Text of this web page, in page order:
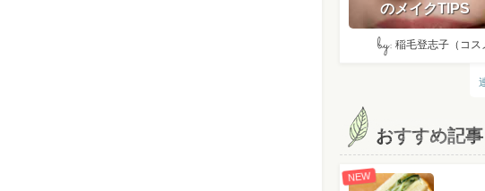
のメイクTIPS
by: 稲毛登志子（コス
おすすめ記事
NEW